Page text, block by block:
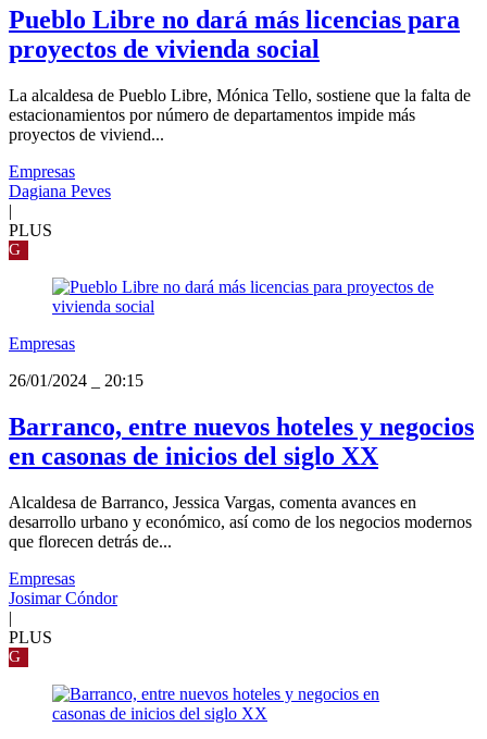
Pueblo Libre no dará más licencias para
proyectos de vivienda social
La alcaldesa de Pueblo Libre, Mónica Tello, sostiene que la falta de
estacionamientos por número de departamentos impide más
proyectos de viviend...
Empresas
Dagiana Peves
|
PLUS
G
Empresas
26/01/2024
20:15
Barranco, entre nuevos hoteles y negocios
en casonas de inicios del siglo XX
Alcaldesa de Barranco, Jessica Vargas, comenta avances en
desarrollo urbano y económico, así como de los negocios modernos
que florecen detrás de...
Empresas
Josimar Cóndor
|
PLUS
G